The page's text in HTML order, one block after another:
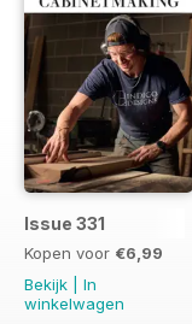
Issue 331
Kopen voor €6,99
Bekijk
In
winkelwagen